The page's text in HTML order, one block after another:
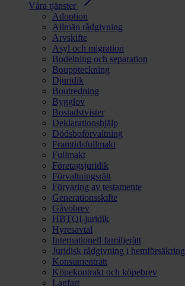
Våra tjänster
Adoption
Allmän rådgivning
Arvskifte
Asyl och migration
Bodelning och separation
Bouppteckning
Djuridik
Boutredning
Bygglov
Bostadstvister
Deklarationshjälp
Dödsboförvaltning
Framtidsfullmakt
Fullmakt
Företagsjuridik
Förvaltningsrätt
Förvaring av testamente
Generationsskifte
Gåvobrev
HBTQI-juridik
Hyresavtal
Internationell familjerätt
Juridisk rådgivning i hemförsäkring
Konsumenträtt
Köpekontrakt och köpebrev
Lagfart